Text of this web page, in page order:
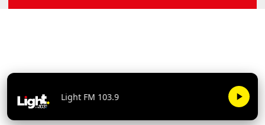
Light FM